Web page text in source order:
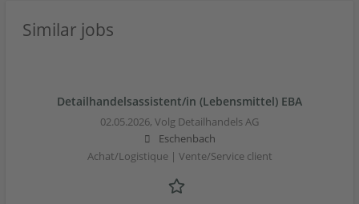
Similar jobs
Detailhandelsassistent/in (Lebensmittel) EBA
02.05.2026, Volg Detailhandels AG
Eschenbach
Achat/Logistique | Vente/Service client